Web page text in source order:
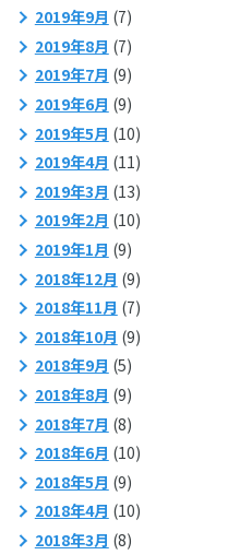
2019年9月 (7)
2019年8月 (7)
2019年7月 (9)
2019年6月 (9)
2019年5月 (10)
2019年4月 (11)
2019年3月 (13)
2019年2月 (10)
2019年1月 (9)
2018年12月 (9)
2018年11月 (7)
2018年10月 (9)
2018年9月 (5)
2018年8月 (9)
2018年7月 (8)
2018年6月 (10)
2018年5月 (9)
2018年4月 (10)
2018年3月 (8)